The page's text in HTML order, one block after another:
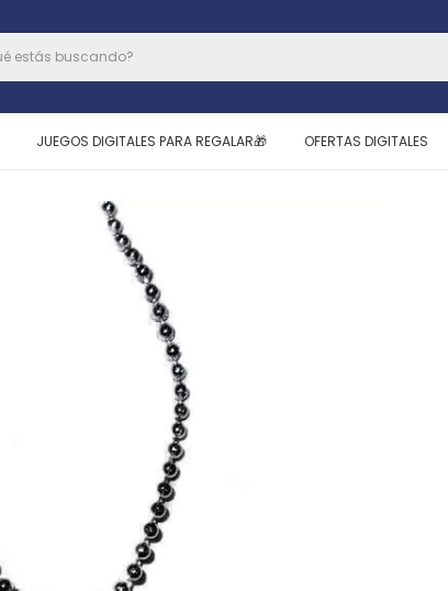
JUEGOS DIGITALES PARA REGALAR🎁 OFERTAS DIGITALES